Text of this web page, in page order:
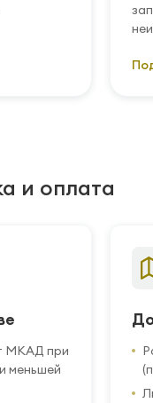
и оплата
МКАД при
меньшей